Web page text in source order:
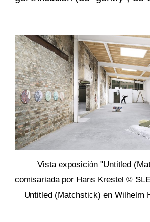
Vista exposición "Untitled
comisariada por Hans Krestel ©
Untitled (Matchstick) en Wilhelm